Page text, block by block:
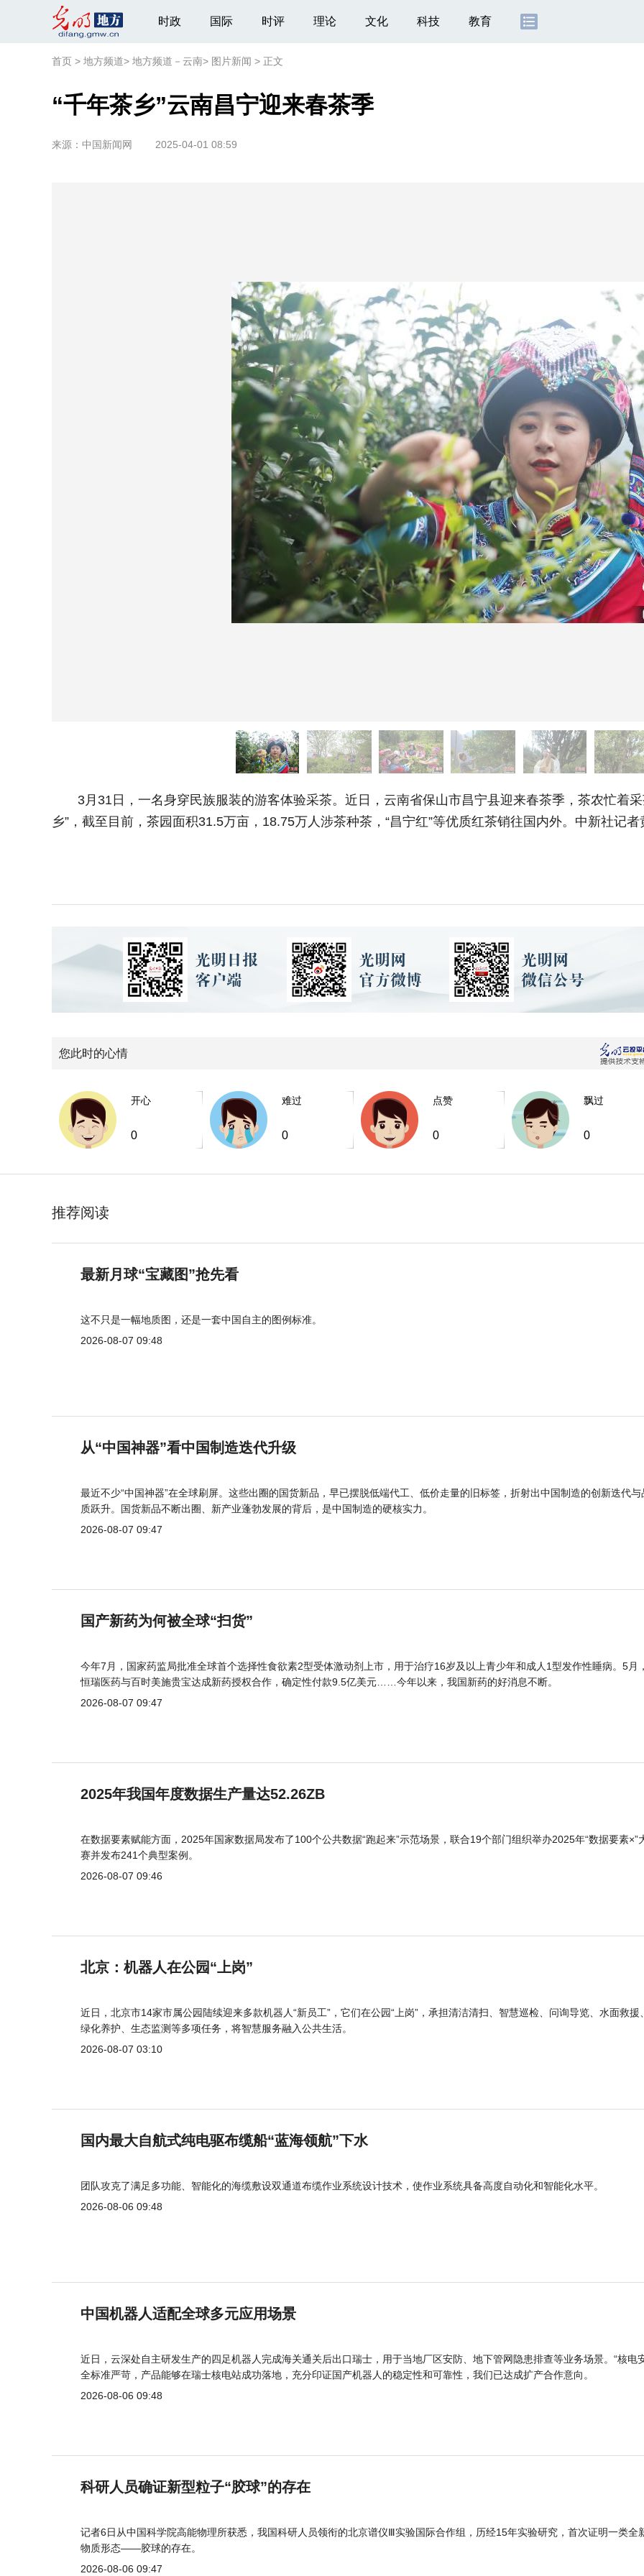
时政 国际 时评 理论 文化 科技 教育
首页 > 地方频道> 地方频道－云南> 图片新闻 > 正文
“千年茶乡”云南昌宁迎来春茶季
来源： 中国新闻网 2025-04-01 08:59
3月31日，一名身穿民族服装的游客体验采茶。近日，云南省保山市昌宁县迎来春茶季，茶农忙着采
乡”，截至目前，茶园面积31.5万亩，18.75万人涉茶种茶，“昌宁红”等优质红茶销往国内外。中新社记
您此时的心情
开心
0
难过
0
点赞
0
飘过
0
推荐阅读
最新月球“宝藏图”抢先看
这不只是一幅地质图，还是一套中国自主的图例标准。
2026-08-07 09:48
从“中国神器”看中国制造迭代升级
最近不少“中国神器”在全球刷屏。这些出圈的国货新品，早已摆脱低端代工、低价走量的旧标签，折射出中国制造的创新迭代与
质跃升。国货新品不断出圈、新产业蓬勃发展的背后，是中国制造的硬核实力。
2026-08-07 09:47
国产新药为何被全球“扫货”
今年7月，国家药监局批准全球首个选择性食欲素2型受体激动剂上市，用于治疗16岁及以上青少年和成人1型发作性睡病。5月
恒瑞医药与百时美施贵宝达成新药授权合作，确定性付款9.5亿美元……今年以来，我国新药的好消息不断。
2026-08-07 09:47
2025年我国年度数据生产量达52.26ZB
在数据要素赋能方面，2025年国家数据局发布了100个公共数据“跑起来”示范场景，联合19个部门组织举办2025年“数据要素×”
赛并发布241个典型案例。
2026-08-07 09:46
北京：机器人在公园“上岗”
近日，北京市14家市属公园陆续迎来多款机器人“新员工”，它们在公园“上岗”，承担清洁清扫、智慧巡检、问询导览、水面救援
绿化养护、生态监测等多项任务，将智慧服务融入公共生活。
2026-08-07 03:10
国内最大自航式纯电驱布缆船“蓝海领航”下水
团队攻克了满足多功能、智能化的海缆敷设双通道布缆作业系统设计技术，使作业系统具备高度自动化和智能化水平。
2026-08-06 09:48
中国机器人适配全球多元应用场景
近日，云深处自主研发生产的四足机器人完成海关通关后出口瑞士，用于当地厂区安防、地下管网隐患排查等业务场景。“核电
全标准严苛，产品能够在瑞士核电站成功落地，充分印证国产机器人的稳定性和可靠性，我们已达成扩产合作意向。
2026-08-06 09:48
科研人员确证新型粒子“胶球”的存在
记者6日从中国科学院高能物理所获悉，我国科研人员领衔的北京谱仪Ⅲ实验国际合作组，历经15年实验研究，首次证明一类全
物质形态——胶球的存在。
2026-08-06 09:47